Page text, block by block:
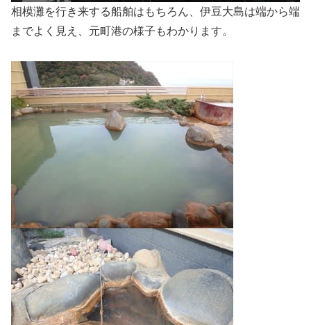
相模灘を行き来する船舶はもちろん、伊豆大島は端から端
までよく見え、元町港の様子もわかります。